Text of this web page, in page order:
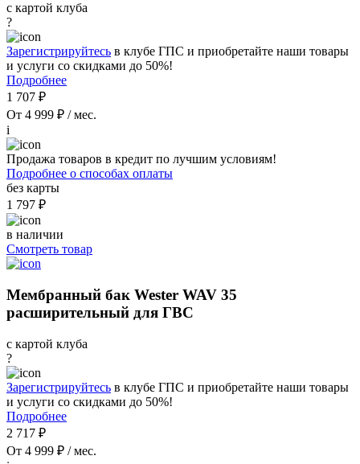
с картой клуба
?
Зарегистрируйтесь в клубе ГПС и приобретайте наши товары
и услуги со скидками до 50%!
Подробнее
1 707 ₽
От 4 999 ₽ / мес.
i
Продажа товаров в кредит по лучшим условиям!
Подробнее о способах оплаты
без карты
1 797 ₽
в наличии
Смотреть товар
Мембранный бак Wester WAV 35
расширительный для ГВС
с картой клуба
?
Зарегистрируйтесь в клубе ГПС и приобретайте наши товары
и услуги со скидками до 50%!
Подробнее
2 717 ₽
От 4 999 ₽ / мес.